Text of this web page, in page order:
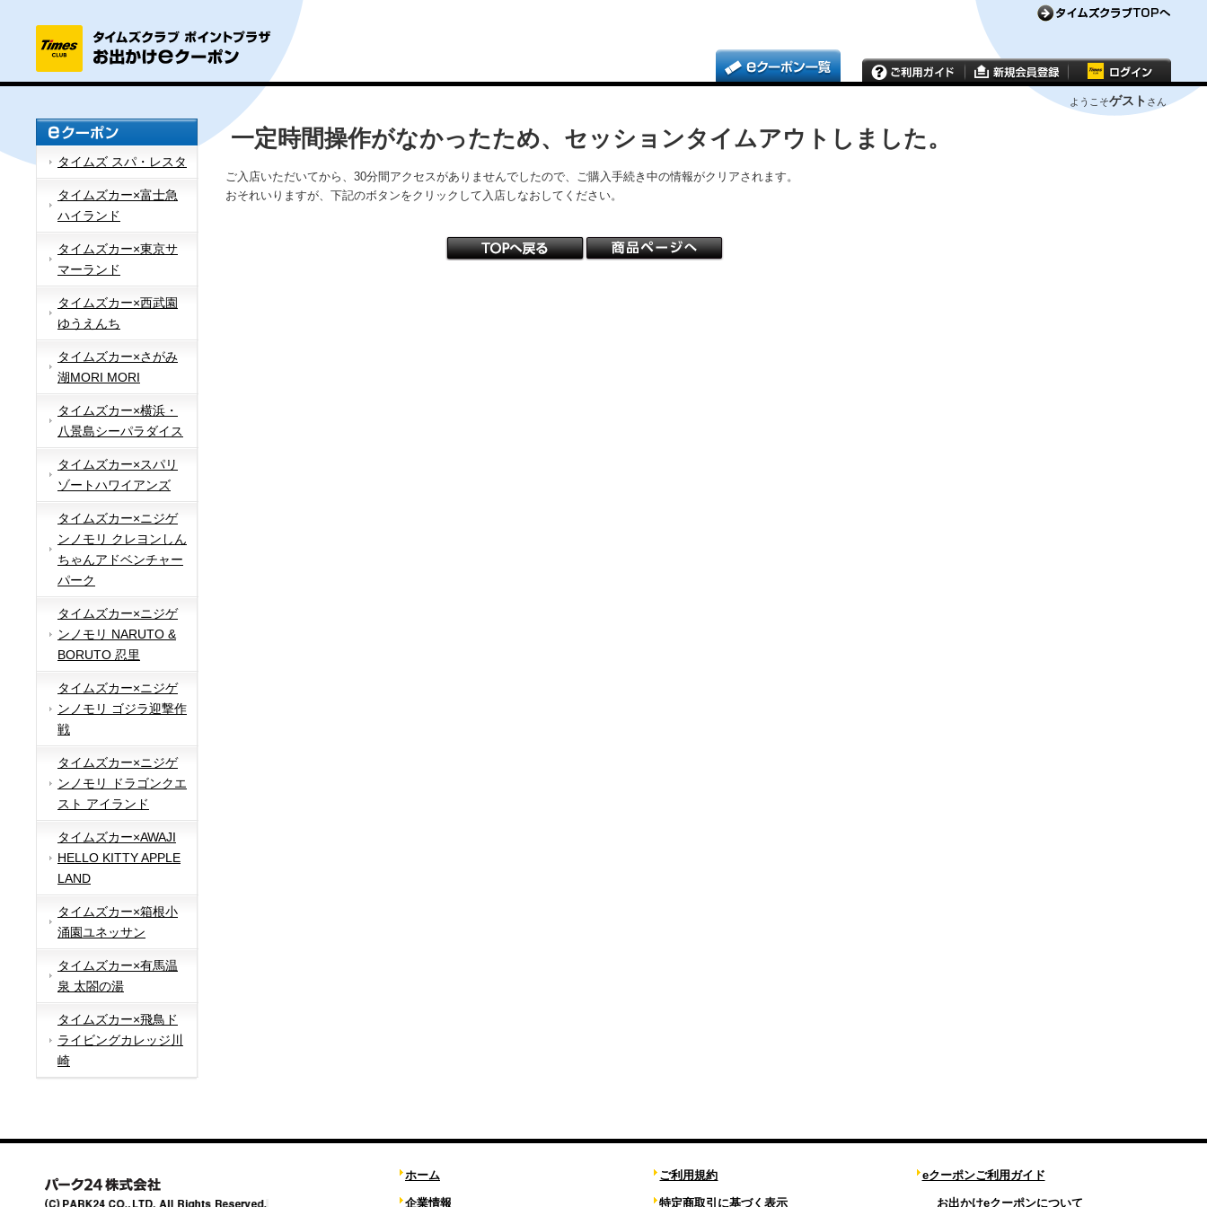
ようこそゲスト さん
タイムズ スパ・レスタ
タイムズカー×富士急
ハイランド
タイムズカー×東京サ
マーランド
タイムズカー×西武園
ゆうえんち
タイムズカー×さがみ
湖MORI MORI
タイムズカー×横浜・
八景島シーパラダイス
タイムズカー×スパリ
ゾートハワイアンズ
タイムズカー×ニジゲ
ンノモリ クレヨンしん
ちゃんアドベンチャー
パーク
タイムズカー×ニジゲ
ンノモリ NARUTO &
BORUTO 忍里
タイムズカー×ニジゲ
ンノモリ ゴジラ迎撃作
戦
タイムズカー×ニジゲ
ンノモリ ドラゴンクエ
スト アイランド
タイムズカー×AWAJI
HELLO KITTY APPLE
LAND
タイムズカー×箱根小
涌園ユネッサン
タイムズカー×有馬温
泉 太閤の湯
タイムズカー×飛鳥ド
ライビングカレッジ川
崎
一定時間操作がなかったため、セッションタイムアウトしました。
ご入店いただいてから、30分間アクセスがありませんでしたので、ご購入手続き中の情報がクリアされます。
おそれいりますが、下記のボタンをクリックして入店しなおしてください。
ホーム
企業情報
ご利用規約
特定商取引に基づく表示
eクーポンご利用ガイド
お出かけeクーポンについて